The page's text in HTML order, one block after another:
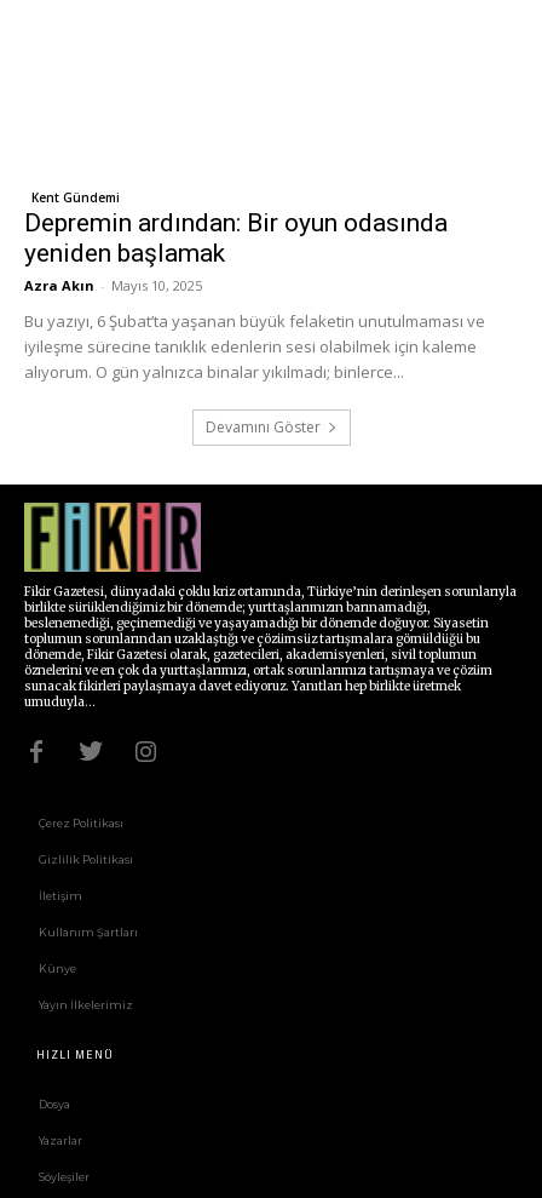
Kent Gündemi
Depremin ardından: Bir oyun odasında
yeniden başlamak
Azra Akın - Mayıs 10, 2025
Bu yazıyı, 6 Şubat’ta yaşanan büyük felaketin unutulmaması ve
iyileşme sürecine tanıklık edenlerin sesi olabilmek için kaleme
alıyorum. O gün yalnızca binalar yıkılmadı; binlerce...
Devamını Göster
Fikir Gazetesi, dünyadaki çoklu kriz ortamında, Türkiye’nin derinleşen sorunlarıyla
birlikte sürüklendiğimiz bir dönemde; yurttaşlarımızın barınamadığı,
beslenemediği, geçinemediği ve yaşayamadığı bir dönemde doğuyor. Siyasetin
toplumun sorunlarından uzaklaştığı ve çözümsüz tartışmalara gömüldüğü bu
dönemde, Fikir Gazetesi olarak, gazetecileri, akademisyenleri, sivil toplumun
öznelerini ve en çok da yurttaşlarımızı, ortak sorunlarımızı tartışmaya ve çözüm
sunacak fikirleri paylaşmaya davet ediyoruz. Yanıtları hep birlikte üretmek
umuduyla...
Çerez Politikası
Gizlilik Politikası
İletişim
Kullanım Şartları
Künye
Yayın İlkelerimiz
HIZLI MENÜ
Dosya
Yazarlar
Söyleşiler